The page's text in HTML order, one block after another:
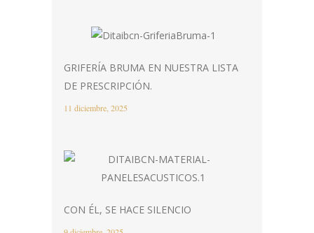
GRIFERÍA BRUMA EN NUESTRA LISTA
DE PRESCRIPCIÓN.
11 diciembre, 2025
CON ÉL, SE HACE SILENCIO